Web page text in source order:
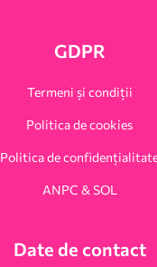
GDPR
Termeni și condiții
Politica de cookies
Politica de
ANPC & SOL
Date de contact